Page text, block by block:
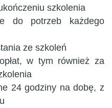
szkolenia
do potrzeb każdego
ze szkoleń
w tym również za
24 godziny na dobę, z